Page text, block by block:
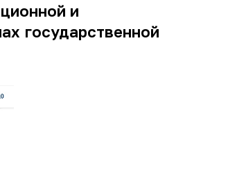
и
государственной